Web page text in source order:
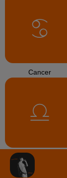
Cancer
Balance